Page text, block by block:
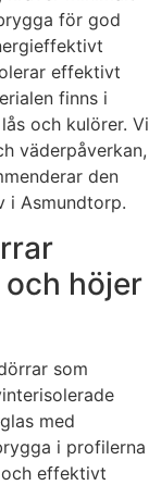
för god
effektivt
finns i
och kulörer. Vi
väderpåverkan,
den
i Asmundtorp.
höjer
som
med
i profilerna
effektivt